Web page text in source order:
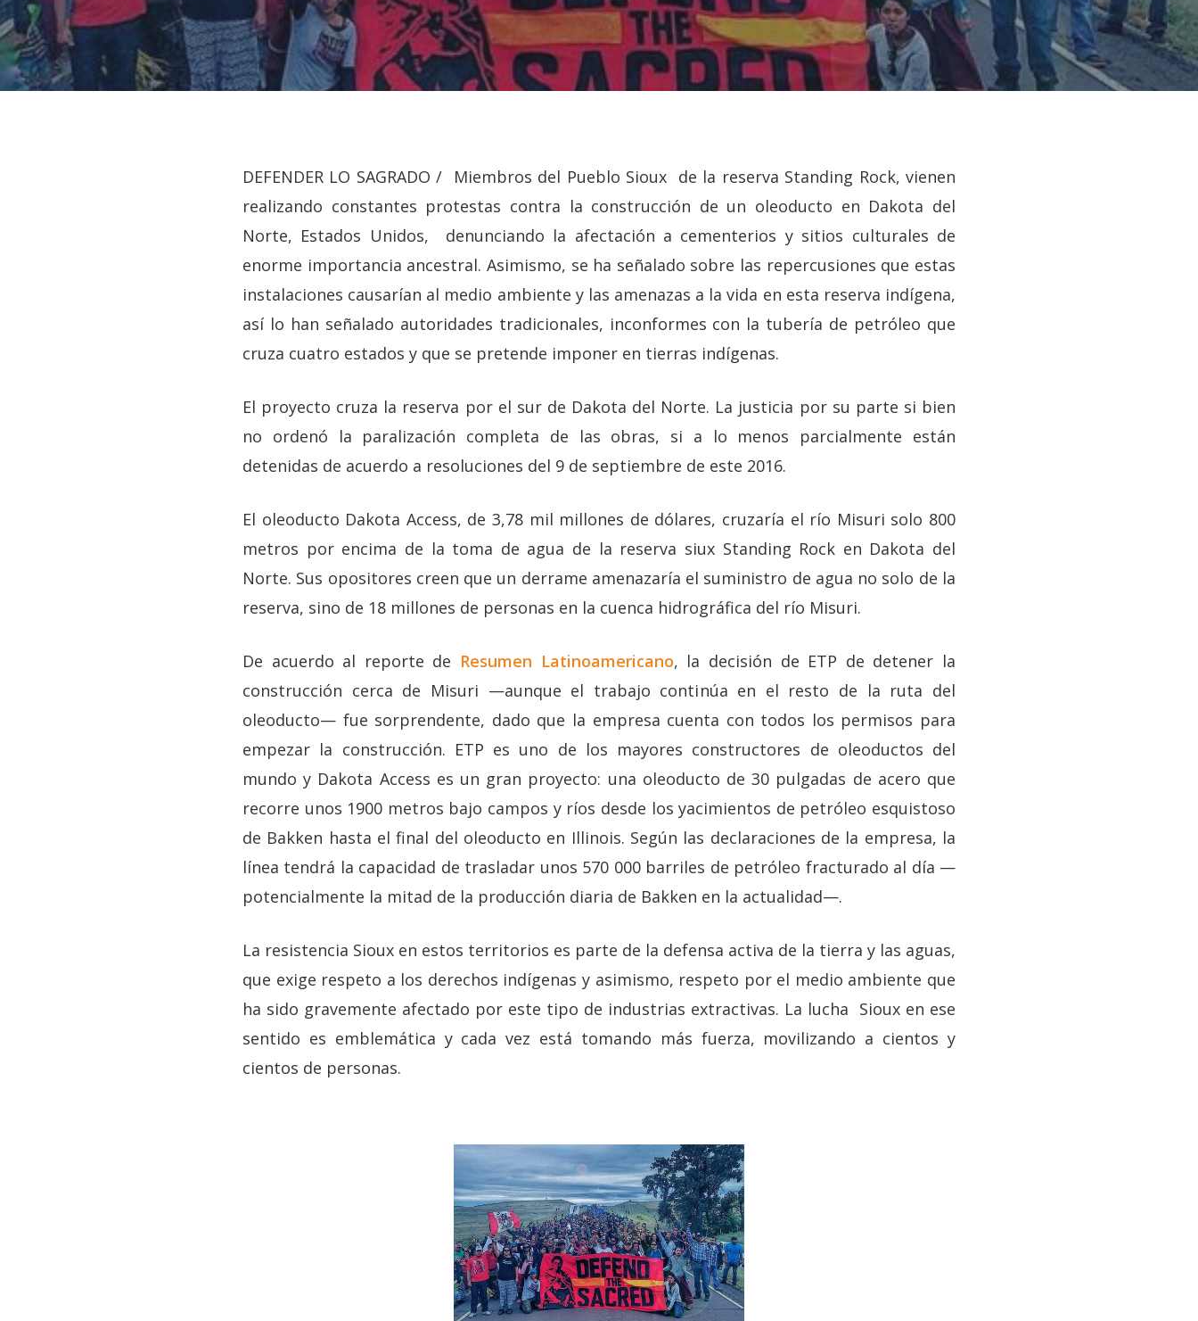
Hit enter to search or ESC to close
DEFENDER LO SAGRADO / Miembros del Pueblo Sioux de la reserva Standing Rock, vienen
realizando constantes protestas contra la construcción de un oleoducto en Dakota del
Norte, Estados Unidos, denunciando la afectación a cementerios y sitios culturales de
enorme importancia ancestral. Asimismo, se ha señalado sobre las repercusiones que estas
instalaciones causarían al medio ambiente y las amenazas a la vida en esta reserva indígena,
así lo han señalado autoridades tradicionales, inconformes con la tubería de petróleo que
cruza cuatro estados y que se pretende imponer en tierras indígenas.
El proyecto cruza la reserva por el sur de Dakota del Norte. La justicia por su parte si bien
no ordenó la paralización completa de las obras, si a lo menos parcialmente están
detenidas de acuerdo a resoluciones del 9 de septiembre de este 2016.
El oleoducto Dakota Access, de 3,78 mil millones de dólares, cruzaría el río Misuri solo 800
metros por encima de la toma de agua de la reserva siux Standing Rock en Dakota del
Norte. Sus opositores creen que un derrame amenazaría el suministro de agua no solo de la
reserva, sino de 18 millones de personas en la cuenca hidrográfica del río Misuri.
De acuerdo al reporte de Resumen Latinoamericano, la decisión de ETP de detener la
construcción cerca de Misuri —aunque el trabajo continúa en el resto de la ruta del
oleoducto— fue sorprendente, dado que la empresa cuenta con todos los permisos para
empezar la construcción. ETP es uno de los mayores constructores de oleoductos del
mundo y Dakota Access es un gran proyecto: una oleoducto de 30 pulgadas de acero que
recorre unos 1900 metros bajo campos y ríos desde los yacimientos de petróleo esquistoso
de Bakken hasta el final del oleoducto en Illinois. Según las declaraciones de la empresa, la
línea tendrá la capacidad de trasladar unos 570 000 barriles de petróleo fracturado al día —
potencialmente la mitad de la producción diaria de Bakken en la actualidad—.
La resistencia Sioux en estos territorios es parte de la defensa activa de la tierra y las aguas,
que exige respeto a los derechos indígenas y asimismo, respeto por el medio ambiente que
ha sido gravemente afectado por este tipo de industrias extractivas. La lucha Sioux en ese
sentido es emblemática y cada vez está tomando más fuerza, movilizando a cientos y
cientos de personas.